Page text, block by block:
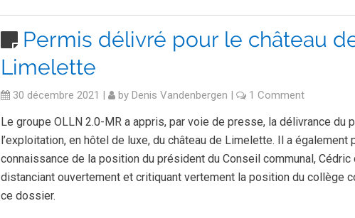
Permis délivré pour le château
Limelette
30 décembre 2021 | by Denis Vandenbergen | 1 Comment
Le groupe OLLN 2.0-MR a appris, par voie de presse, la délivrance du
l’exploitation, en hôtel de luxe, du château de Limelette. Il a également
connaissance de la position du président du Conseil communal, Cédric
distanciant ouvertement et critiquant vertement la position du collège
ce dossier.